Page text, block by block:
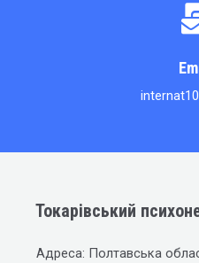
Токарівський
Адреса: Полтавська